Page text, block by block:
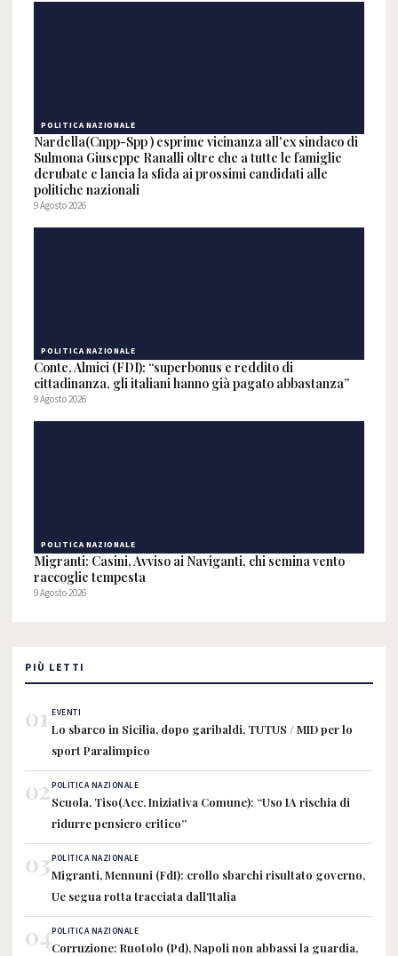
POLITICA NAZIONALE
Nardella(Cnpp-Spp ) esprime vicinanza all'ex sindaco di
Sulmona Giuseppe Ranalli oltre che a tutte le famiglie
derubate e lancia la sfida ai prossimi candidati alle
politiche nazionali
9 Agosto 2026
POLITICA NAZIONALE
Conte, Almici (FDI): “superbonus e reddito di
cittadinanza, gli italiani hanno già pagato abbastanza”
9 Agosto 2026
POLITICA NAZIONALE
Migranti: Casini, Avviso ai Naviganti, chi semina vento
raccoglie tempesta
9 Agosto 2026
PIÙ LETTI
01 EVENTI
Lo sbarco in Sicilia, dopo garibaldi, TUTUS / MID per lo
sport Paralimpico
02POLITICA NAZIONALE
Scuola, Tiso(Acc. Iniziativa Comune): “Uso IA rischia di
ridurre pensiero critico”
03POLITICA NAZIONALE
Migranti, Mennuni (FdI): crollo sbarchi risultato governo,
Ue segua rotta tracciata dall'Italia
04POLITICA NAZIONALE
Corruzione: Ruotolo (Pd), Napoli non abbassi la guardia,